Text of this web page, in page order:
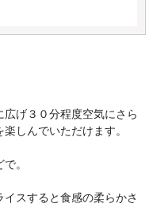
げ３０分程度空気にさら
しんでいただけます。
。
スすると食感の柔らかさ